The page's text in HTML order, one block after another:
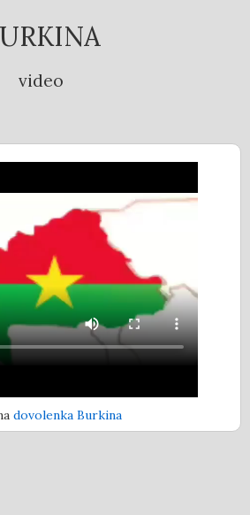
video
dovolenka Burkina